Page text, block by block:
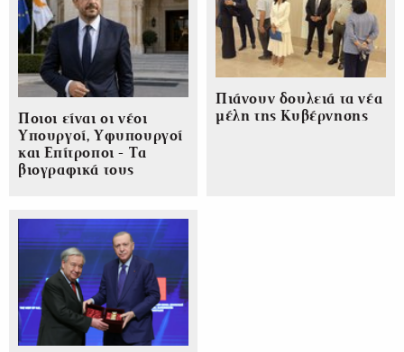
Ποιοι είναι οι νέοι
Υπουργοί, Υφυπουργοί
και Επίτροποι - Τα
βιογραφικά τους
Πιάνουν δουλειά τα νέα
μέλη της Κυβέρνησης